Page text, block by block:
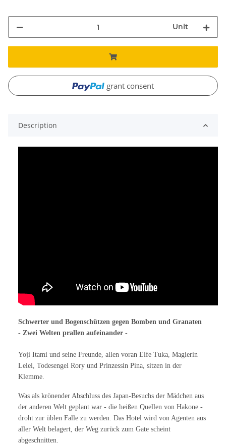
Unit
grant consent
Description
Schwerter und Bogenschützen gegen Bomben und Granaten
- Zwei Welten prallen aufeinander -
Yoji Itami und seine Freunde, allen voran Elfe Tuka, Magierin
Lelei, Todesengel Rory und Prinzessin Pina, sitzen in der
Klemme.
Was als krönender Abschluss des Japan-Besuchs der Mädchen aus
der anderen Welt geplant war - die heißen Quellen von Hakone -
droht zur üblen Falle zu werden. Das Hotel wird von Agenten aus
aller Welt belagert, der Weg zurück zum Gate scheint
abgeschnitten.